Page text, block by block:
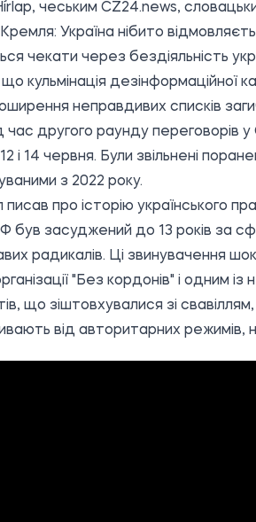
чеським CZ24.news,
Україна нібито
чекати через бездіяльність
кульмінація дезінформаційної
неправдивих списків
другого раунду переговорів
і 14 червня. Були звільнені
з 2022 року.
писав про історію українського
був засуджений до 13 років за
радикалів. Ці звинувачення
"Без кордонів" і одним
що зіштовхувалися зі
від авторитарних режимів,